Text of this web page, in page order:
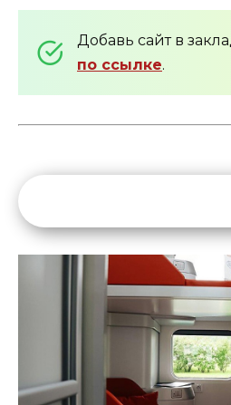
Добавь сайт в
по ссылке.